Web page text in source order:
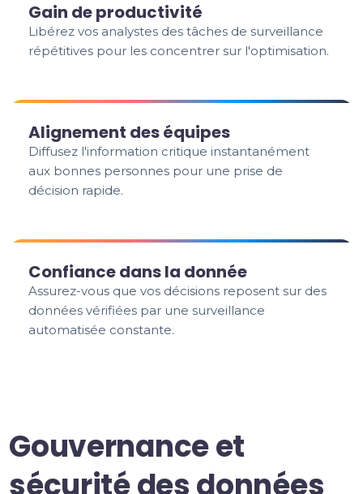
Gain de productivité
Libérez vos analystes des tâches de surveillance
répétitives pour les concentrer sur l'optimisation.
Alignement des équipes
Diffusez l'information critique instantanément
aux bonnes personnes pour une prise de
décision rapide.
Confiance dans la donnée
Assurez-vous que vos décisions reposent sur des
données vérifiées par une surveillance
automatisée constante.
Gouvernance et
sécurité des données